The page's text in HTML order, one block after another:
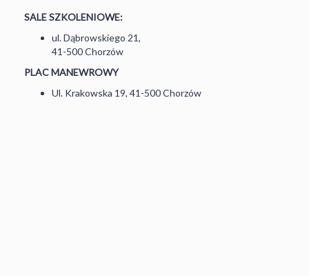
SALE SZKOLENIOWE:
ul. Dąbrowskiego 21,
41-500 Chorzów
PLAC MANEWROWY
Ul. Krakowska 19, 41-500 Chorzów